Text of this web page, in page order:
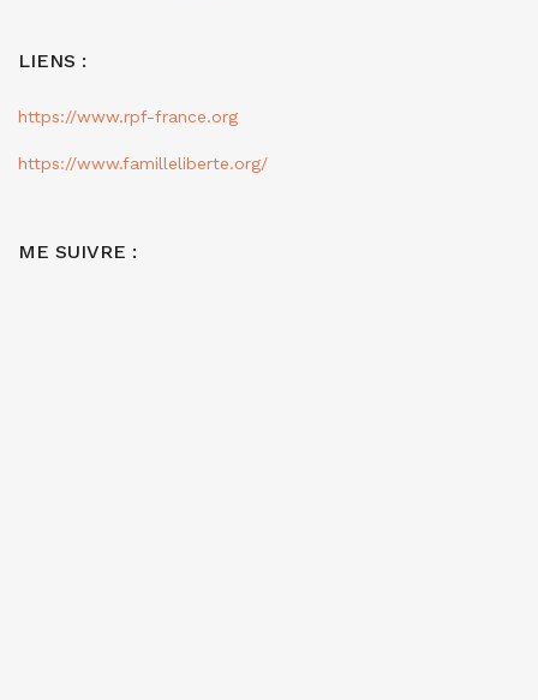
LIENS :
https://www.rpf-france.org
https://www.familleliberte.org/
ME SUIVRE :